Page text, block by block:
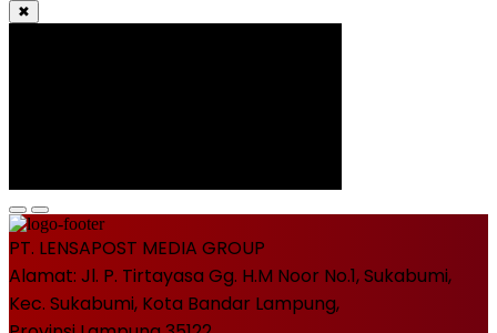
✖
PT. LENSAPOST MEDIA GROUP
Alamat: Jl. P. Tirtayasa Gg. H.M Noor No.1, Sukabumi,
Kec. Sukabumi, Kota Bandar Lampung,